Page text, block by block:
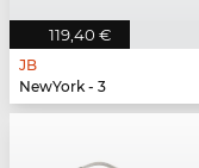
119,40 €
JB
NewYork - 3